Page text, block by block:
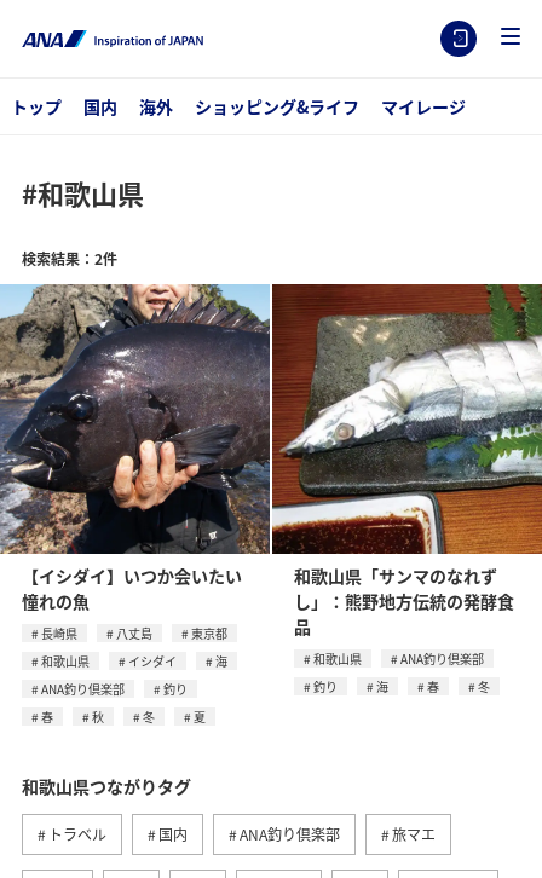
トップ 国内 海外 ショッピング&ライフ マイレージ
#和歌山県
検索結果：2件
【イシダイ】いつか会いたい
憧れの魚
長崎県 八丈島
東京都
和歌山県
イシダイ
海
ANA釣り倶楽部
釣り
春
秋 冬 夏
和歌山県「サンマのなれず
し」：熊野地方伝統の発酵食
品
和歌山県
ANA釣り倶楽部
釣り
海 春 冬
和歌山県つながりタグ
トラベル 国内 ANA釣り倶楽部 旅マエ